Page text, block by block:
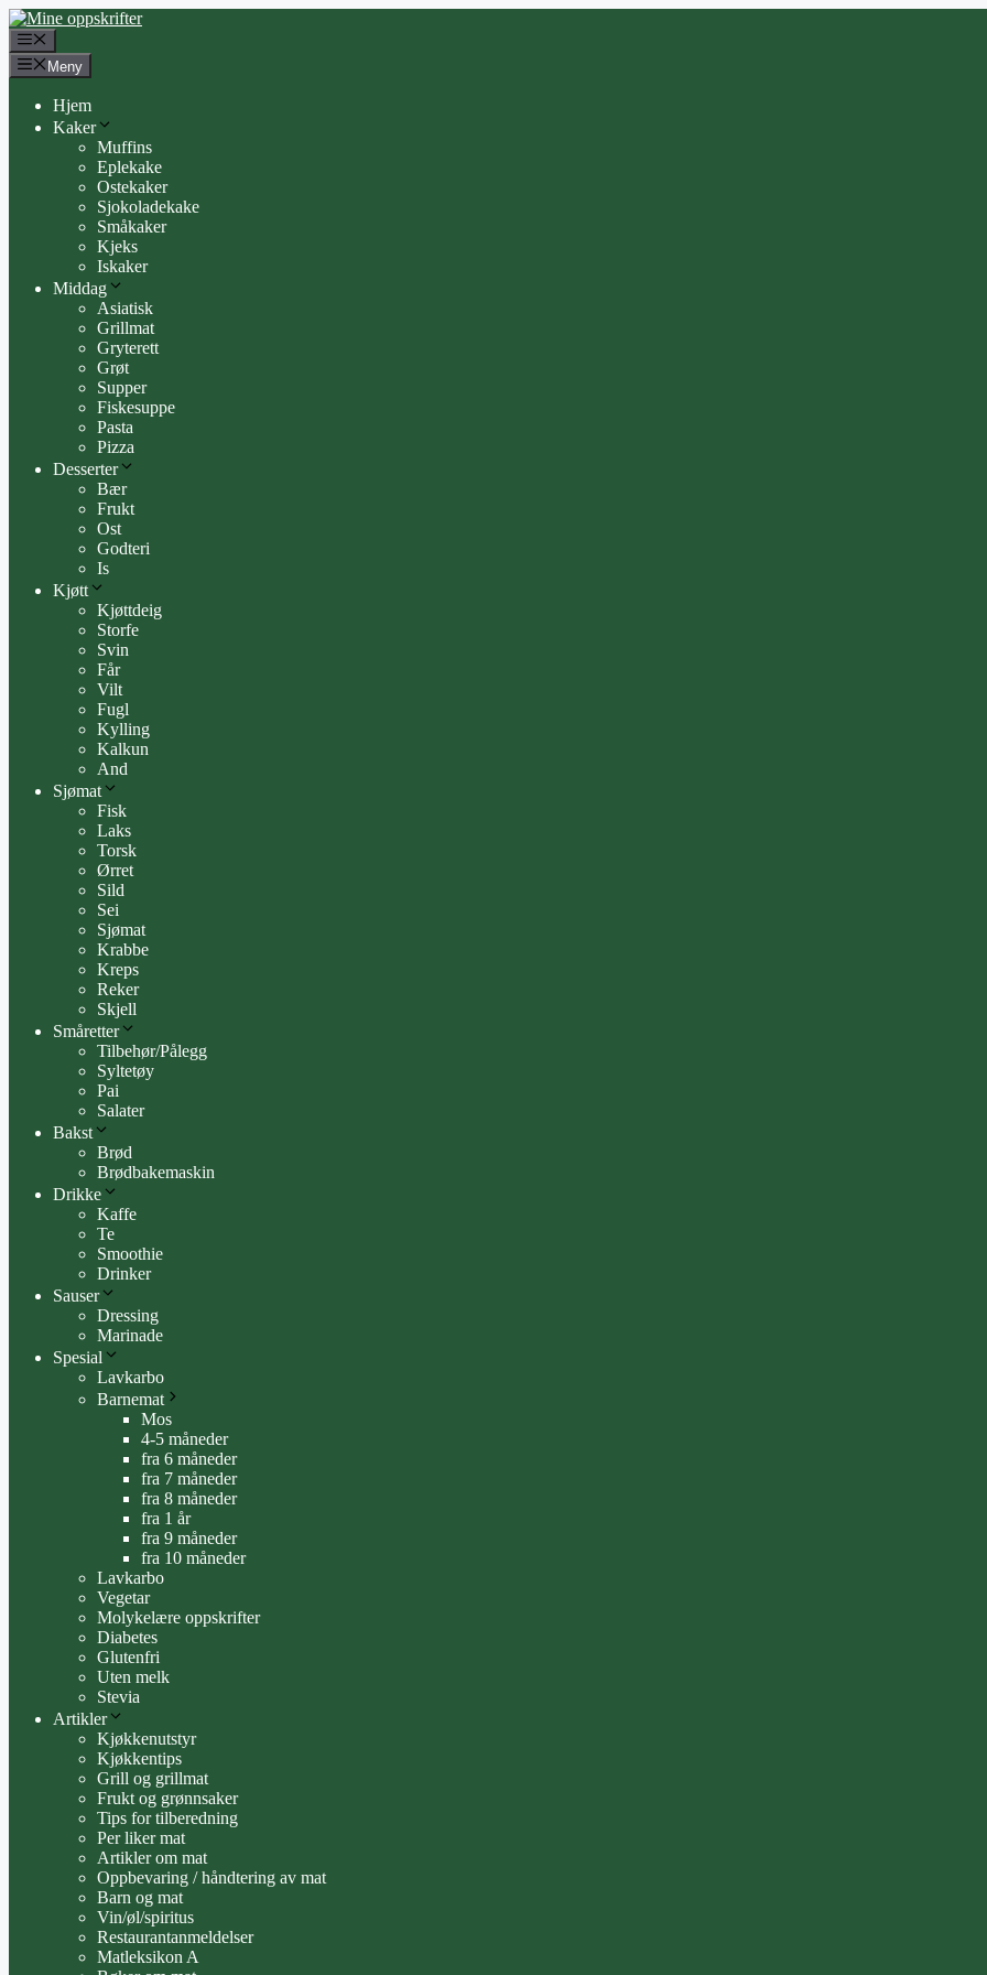
Hopp
til
innhold
Meny
Hjem
Kaker
Muffins
Eplekake
Ostekaker
Sjokoladekake
Småkaker
Kjeks
Iskaker
Middag
Asiatisk
Grillmat
Gryterett
Grøt
Supper
Fiskesuppe
Pasta
Pizza
Desserter
Bær
Frukt
Ost
Godteri
Is
Kjøtt
Kjøttdeig
Storfe
Svin
Får
Vilt
Fugl
Kylling
Kalkun
And
Sjømat
Fisk
Laks
Torsk
Ørret
Sild
Sei
Sjømat
Krabbe
Kreps
Reker
Skjell
Småretter
Tilbehør/Pålegg
Syltetøy
Pai
Salater
Bakst
Brød
Brødbakemaskin
Drikke
Kaffe
Te
Smoothie
Drinker
Sauser
Dressing
Marinade
Spesial
Lavkarbo
Barnemat
Mos
4-5 måneder
fra 6 måneder
fra 7 måneder
fra 8 måneder
fra 1 år
fra 9 måneder
fra 10 måneder
Lavkarbo
Vegetar
Molykelære oppskrifter
Diabetes
Glutenfri
Uten melk
Stevia
Artikler
Kjøkkenutstyr
Kjøkkentips
Grill og grillmat
Frukt og grønnsaker
Tips for tilberedning
Per liker mat
Artikler om mat
Oppbevaring / håndtering av mat
Barn og mat
Vin/øl/spiritus
Restaurantanmeldelser
Matleksikon A